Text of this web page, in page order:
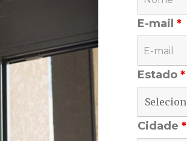
E-mail *
Estado *
Cidade *